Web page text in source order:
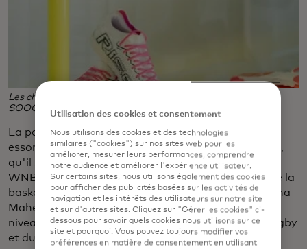
Les chaussures à crampons pour femmes d'IDA Sports à
SOOO. (Crédit photo : Amy Hunter Photography)
La participation des femmes au sport est en plein
essor et l'intérêt des supporters ne cesse de croître,
qu'il s'agisse de l'audience record des matchs de la
WNBA, de l'éclosion de stars individuelles telles que la
basketteuse Caitlin Clark et la joueuse de rugby Ilona
Maher ou de l'expansion des ligues féminines au
niveau mondial dans les domaines du cricket, du rugby
et du volley-ball.
Utilisation des cookies et consentement
Nous utilisons des cookies et des technologies
similaires ("cookies") sur nos sites web pour les
améliorer, mesurer leurs performances, comprendre
notre audience et améliorer l'expérience utilisateur.
Sur certains sites, nous utilisons également des cookies
pour afficher des publicités basées sur les activités de
navigation et les intérêts des utilisateurs sur notre site
et sur d'autres sites. Cliquez sur "Gérer les cookies" ci-
dessous pour savoir quels cookies nous utilisons sur ce
site et pourquoi. Vous pouvez toujours modifier vos
préférences en matière de consentement en utilisant